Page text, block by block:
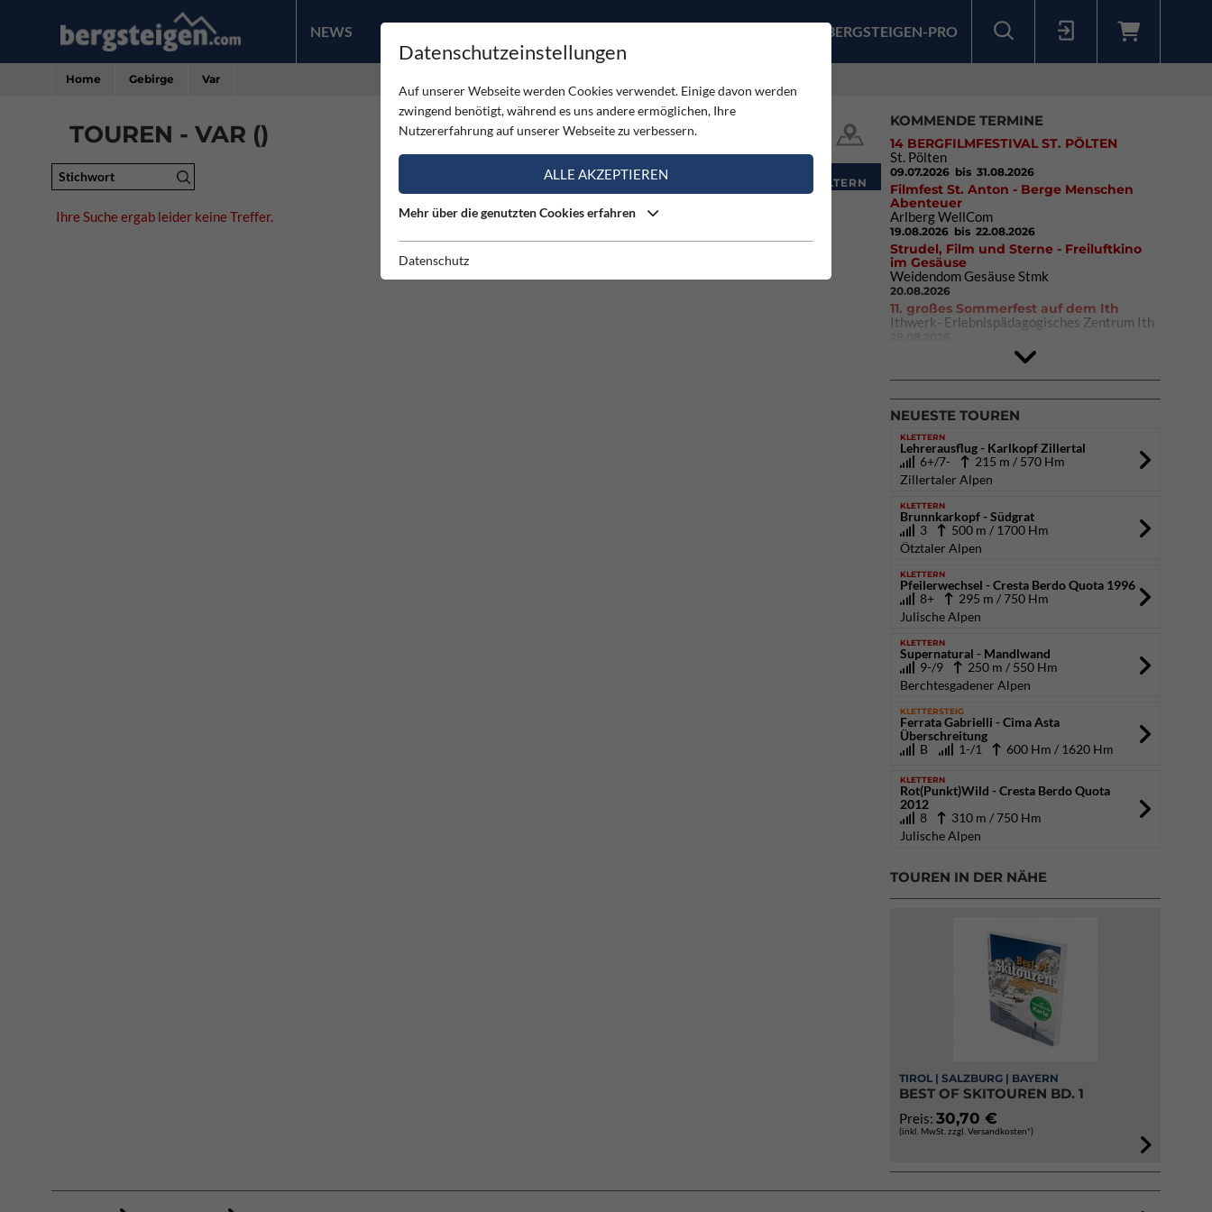
NEWS PRODUKTE BERGSTEIGEN-PRO
Home Gebirge Var
TOUREN - VAR ()
Stichwort
Ihre Suche ergab leider keine Treffer.
KOMMENDE TERMINE
14 BERGFILMFESTIVAL ST. PÖLTEN
St. Pölten
09.07.2026 bis 31.08.2026
Filmfest St. Anton - Berge Menschen
Abenteuer
Arlberg WellCom
19.08.2026 bis 22.08.2026
Strudel, Film und Sterne - Freiluftkino
im Gesäuse
Weidendom Gesäuse Stmk
20.08.2026
11. großes Sommerfest auf dem Ith
Ithwerk- Erlebnispädagogisches Zentrum Ith
DAV Kletter- & Boulderzentrum München
Süd (Thalkirchen)
NEUESTE TOUREN
KLETTERN
Lehrerausflug - Karlkopf Zillertal
6+/7-
215 m / 570 Hm
Zillertaler Alpen
KLETTERN
Brunnkarkopf - Südgrat
3
500 m / 1700 Hm
Ötztaler Alpen
KLETTERN
Pfeilerwechsel - Cresta Berdo Quota 1996
8+
295 m / 750 Hm
Julische Alpen
KLETTERN
Supernatural - Mandlwand
9-/9
250 m / 550 Hm
Berchtesgadener Alpen
KLETTERSTEIG
Ferrata Gabrielli - Cima Asta
Überschreitung
B
1-/1 600 Hm / 1620 Hm
KLETTERN
Rot(Punkt)Wild - Cresta Berdo Quota
2012
8
310 m / 750 Hm
Julische Alpen
TOUREN IN DER NÄHE
TIROL | SALZBURG | BAYERN
BEST OF SKITOUREN BD. 1
Preis: 30,70 €
(inkl. MwSt. zzgl. Versandkosten*)
Datenschutzeinstellungen
Auf unserer Webseite werden Cookies verwendet. Einige davon werden
zwingend benötigt, während es uns andere ermöglichen, Ihre
Nutzererfahrung auf unserer Webseite zu verbessern.
ALLE AKZEPTIEREN
Mehr über die genutzten Cookies erfahren
Datenschutz